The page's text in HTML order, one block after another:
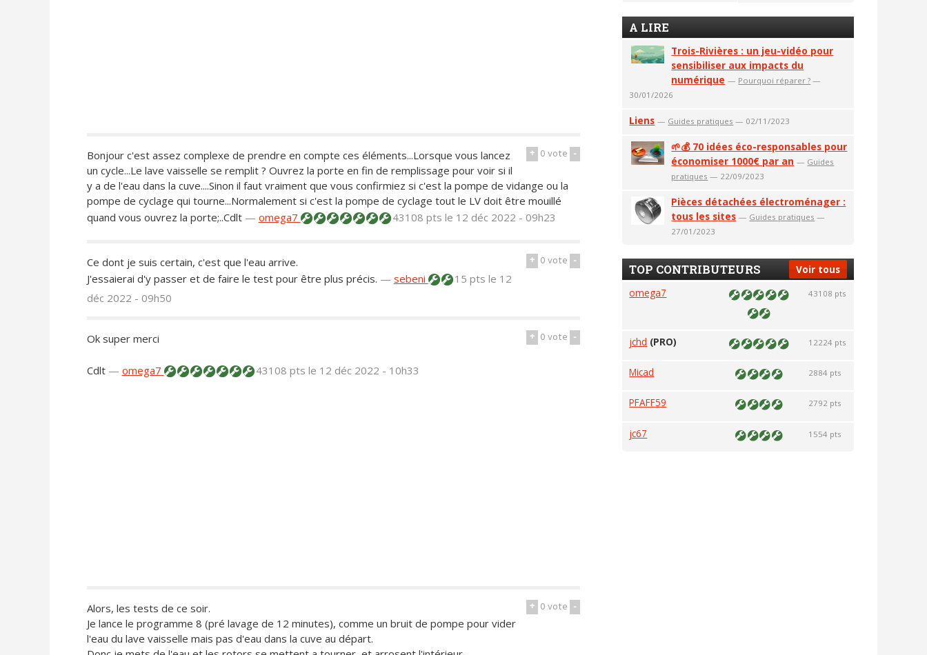
+ 0vote -
Bonjour c'est assez complexe de prendre en compte ces éléments...Lorsque vous lancez
un cycle...Le lave vaisselle se remplit ? Ouvrez la porte en fin de remplissage pour voir si il
y a de l'eau dans la cuve....Sinon il faut vraiment que vous confirmiez si c'est la pompe de vidange ou la
pompe de cyclage qui tourne...Normalement si c'est la pompe de cyclage tout le LV doit être mouillé
quand vous ouvrez la porte;..Cdlt — omega7 43108 pts le 12 déc 2022 - 09h23
+ 0vote -
Ce dont je suis certain, c'est que l'eau arrive.
J'essaierai d'y passer et de faire le test pour être plus précis. — sebeni 15 pts le 12
déc 2022 - 09h50
+ 0vote -
Ok super merci
Cdlt — omega7 43108 pts le 12 déc 2022 - 10h33
+ 0vote -
Alors, les tests de ce soir.
Je lance le programme 8 (pré lavage de 12 minutes), comme un bruit de pompe pour vider
l'eau du lave vaisselle mais pas d'eau dans la cuve au départ.
A LIRE
Trois-Rivières : un jeu-vidéo pour
sensibiliser aux impacts du
numérique — Pourquoi réparer ? —
30/01/2026
Liens — Guides pratiques — 02/11/2023
🌱💰 70 idées éco-responsables pour
économiser 1000€ par an — Guides
pratiques — 22/09/2023
Pièces détachées électroménager :
tous les sites — Guides pratiques —
27/01/2023
Voir tous
TOP CONTRIBUTEURS
omega7 43108 pts
jchd (PRO) 12224 pts
Micad 2884 pts
PFAFF59 2792 pts
jc67 1554 pts